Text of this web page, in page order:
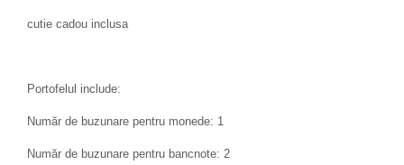
cutie cadou inclusa
Portofelul include:
Număr de buzunare pentru monede: 1
Număr de buzunare pentru bancnote: 2